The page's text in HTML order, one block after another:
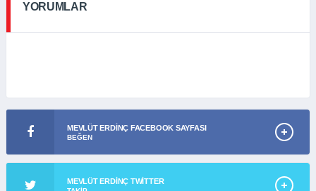
YORUMLAR
MEVLÜT ERDINÇ FACEBOOK SAYFASI
BEĞEN
MEVLÜT ERDINÇ TWITTER